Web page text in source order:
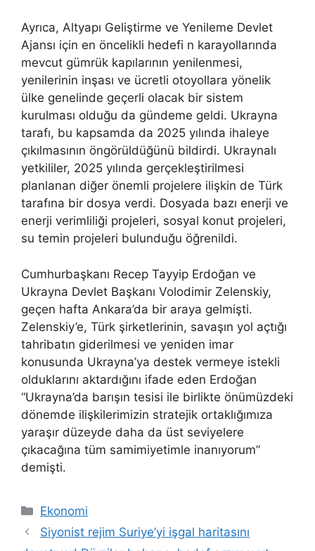
Ayrıca, Altyapı Geliştirme ve Yenileme Devlet
Ajansı için en öncelikli hedefi n karayollarında
mevcut gümrük kapılarının yenilenmesi,
yenilerinin inşası ve ücretli otoyollara yönelik
ülke genelinde geçerli olacak bir sistem
kurulması olduğu da gündeme geldi. Ukrayna
tarafı, bu kapsamda da 2025 yılında ihaleye
çıkılmasının öngörüldüğünü bildirdi. Ukraynalı
yetkililer, 2025 yılında gerçekleştirilmesi
planlanan diğer önemli projelere ilişkin de Türk
tarafına bir dosya verdi. Dosyada bazı enerji ve
enerji verimliliği projeleri, sosyal konut projeleri,
su temin projeleri bulunduğu öğrenildi.
Cumhurbaşkanı Recep Tayyip Erdoğan ve
Ukrayna Devlet Başkanı Volodimir Zelenskiy,
geçen hafta Ankara’da bir araya gelmişti.
Zelenskiy’e, Türk şirketlerinin, savaşın yol açtığı
tahribatın giderilmesi ve yeniden imar
konusunda Ukrayna’ya destek vermeye istekli
olduklarını aktardığını ifade eden Erdoğan
“Ukrayna’da barışın tesisi ile birlikte önümüzdeki
dönemde ilişkilerimizin stratejik ortaklığımıza
yaraşır düzeyde daha da üst seviyelere
çıkacağına tüm samimiyetimle inanıyorum”
demişti.
Kategoriler
Ekonomi
Siyonist rejim Suriye’yi işgal haritasını